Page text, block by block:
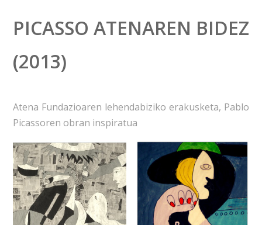
PICASSO ATENAREN BIDEZ
(2013)
Atena Fundazioaren lehendabiziko erakusketa, Pablo
Picassoren obran inspiratua